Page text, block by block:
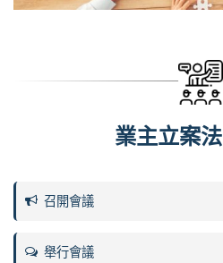
業主立案
召開會議
舉行會議